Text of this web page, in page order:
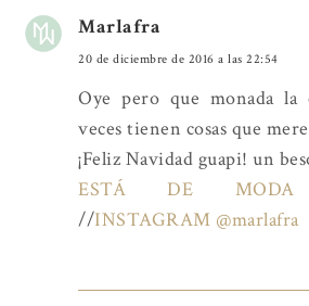
Marlafra
20 de diciembre de 2016 a las 22:54
Oye pero que monada la
veces tienen cosas que
¡Feliz Navidad guapi! un
ESTÁ DE MODA
//INSTAGRAM @marlafra